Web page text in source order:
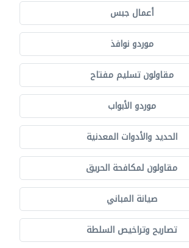
أعمال جبس
موردو نوافذ
مقاولون تسليم مفتاح
موردو الأبواب
الحديد والأدوات المعدنية
مقاولون لمكافحة الحريق
صيانة المباني
تصاريح وتراخيص السلطة